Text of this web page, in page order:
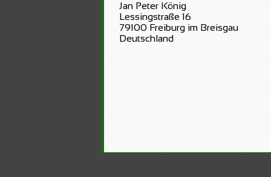
Jan Peter König
Lessingstraße 16
79100 Freiburg im Breisgau
Deutschland